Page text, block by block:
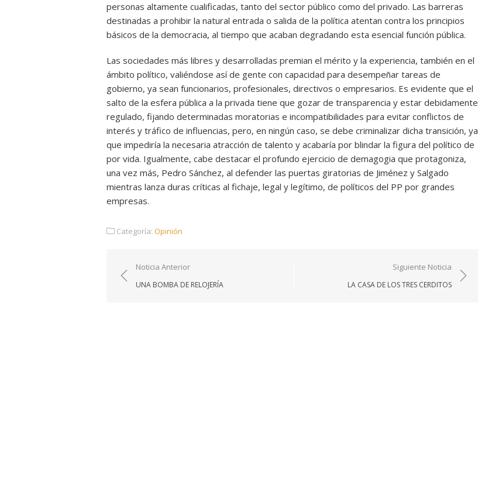
personas altamente cualificadas, tanto del sector público como del privado. Las barreras
destinadas a prohibir la natural entrada o salida de la política atentan contra los principios
básicos de la democracia, al tiempo que acaban degradando esta esencial función pública.
Las sociedades más libres y desarrolladas premian el mérito y la experiencia, también en el
ámbito político, valiéndose así de gente con capacidad para desempeñar tareas de
gobierno, ya sean funcionarios, profesionales, directivos o empresarios. Es evidente que el
salto de la esfera pública a la privada tiene que gozar de transparencia y estar debidamente
regulado, fijando determinadas moratorias e incompatibilidades para evitar conflictos de
interés y tráfico de influencias, pero, en ningún caso, se debe criminalizar dicha transición, ya
que impediría la necesaria atracción de talento y acabaría por blindar la figura del político de
por vida. Igualmente, cabe destacar el profundo ejercicio de demagogia que protagoniza,
una vez más, Pedro Sánchez, al defender las puertas giratorias de Jiménez y Salgado
mientras lanza duras críticas al fichaje, legal y legítimo, de políticos del PP por grandes
empresas.
Categoría: Opinión
Navegación
de
Noticia Anterior
UNA BOMBA DE RELOJERÍA
Siguiente Noticia
LA CASA DE LOS TRES CERDITOS